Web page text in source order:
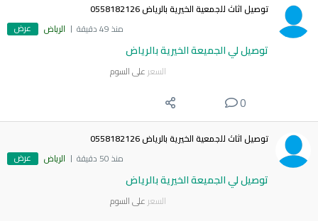
توصيل اثاث للجمعية الخيرية بالرياض 0558182126
منذ 49 دقيقة
الرياض عرض
توصيل لي الجميعة الخيرية بالرياض
السعر على السوم
0
توصيل اثاث للجمعية الخيرية بالرياض 0558182126
منذ 50 دقيقة
الرياض عرض
توصيل لي الجميعة الخيرية بالرياض
السعر على السوم